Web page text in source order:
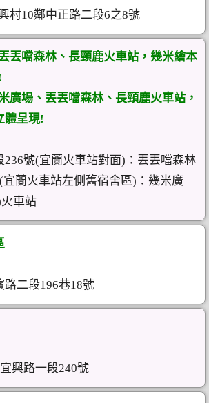
村10鄰中正路二段6之8號
丟噹森林、長頸鹿火車站，幾米繪本
廣場、丟丟噹森林、長頸鹿火車站，
體呈現!
236號(宜蘭火車站對面)：丟丟噹森林
蘭火車站左側舊宿舍區)：幾米廣
車站
路二段196巷18號
興路一段240號